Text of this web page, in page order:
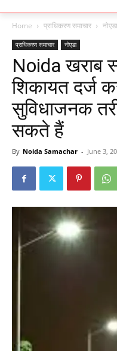
Home प्राधिकरण समाचार नोएडा
प्राधिकरण समाचार नोएडा
Noida खराब
शिकायत दर्ज
सुविधाजनक
सकते हैं
By Noida Samachar - June 3,